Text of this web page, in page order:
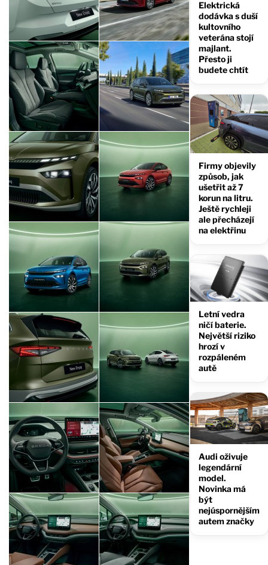
Elektrická
dodávka s duší
kultovního
veterána stojí
majlant.
Přesto ji
budete chtít
Firmy objevily
způsob, jak
ušetřit až 7
korun na litru.
Ještě rychleji
ale přecházejí
na elektřinu
Letní vedra
ničí baterie.
Největší riziko
hrozí v
rozpáleném
autě
Audi oživuje
legendární
model.
Novinka má
být
nejúspornějším
autem značky